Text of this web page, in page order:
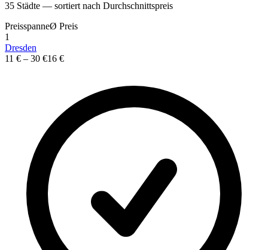
35 Städte — sortiert nach Durchschnittspreis
PreisspanneØ Preis
1
Dresden
11 € – 30 €16 €